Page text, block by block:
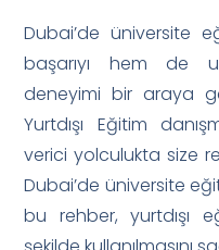
Dubai’de üniversite
başarıyı hem de
deneyimi bir araya
Yurtdışı Eğitim
verici yolculukta size
Dubai’de üniversite
bu rehber, yurtdışı